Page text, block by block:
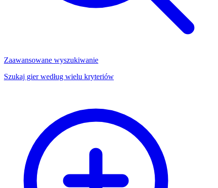
Zaawansowane wyszukiwanie
Szukaj gier według wielu kryteriów